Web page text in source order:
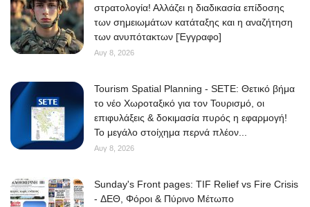
στρατολογία! Αλλάζει η διαδικασία επίδοσης
των σημειωμάτων κατάταξης και η αναζήτηση
των ανυπότακτων [Έγγραφο]
Αυγ 8, 2026
Tourism Spatial Planning - SETE: Θετικό βήμα
το νέο Χωροταξικό για τον Τουρισμό, οι
επιφυλάξεις & δοκιμασία πυρός η εφαρμογή!
Το μεγάλο στοίχημα περνά πλέον...
Αυγ 8, 2026
Sunday's Front pages: TIF Relief vs Fire Crisis
- ΔΕΘ, Φόροι & Πύρινο Μέτωπο